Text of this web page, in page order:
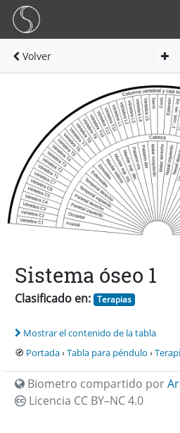
Volver
Sistema óseo 1
Clasificado en: Terapias
Mostrar el contenido de la tabla
🧭 Portada›Tabla para péndulo ›
Biometro compartido por
Licencia CC BY–NC 4.0